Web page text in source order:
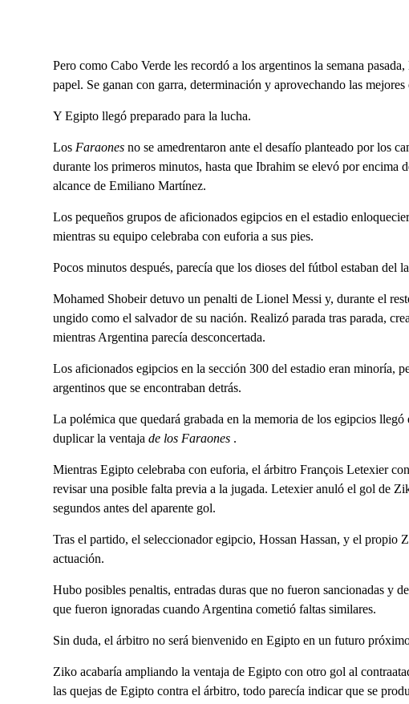
Pero como Cabo Verde les recordó a los argentinos la semana
papel. Se ganan con garra, determinación y aprovechando las mejores
Y Egipto llegó preparado para la lucha.
Los Faraonesno se amedrentaron ante el desafío planteado por los
durante los primeros minutos, hasta que Ibrahim se elevó por encima
alcance de Emiliano Martínez.
Los pequeños grupos de aficionados egipcios en el estadio
mientras su equipo celebraba con euforia a sus pies.
Pocos minutos después, parecía que los dioses del fútbol estaban del
Mohamed Shobeir detuvo un penalti de Lionel Messi y, durante el
ungido como el salvador de su nación. Realizó parada tras parada,
mientras Argentina parecía desconcertada.
Los aficionados egipcios en la sección 300 del estadio eran minoría,
argentinos que se encontraban detrás.
La polémica que quedará grabada en la memoria de los egipcios
duplicar la ventaja de los Faraones.
Mientras Egipto celebraba con euforia, el árbitro François Letexier
revisar una posible falta previa a la jugada. Letexier anuló el gol de
segundos antes del aparente gol.
Tras el partido, el seleccionador egipcio, Hossan Hassan, y el propio
actuación.
Hubo posibles penaltis, entradas duras que no fueron sancionadas y
que fueron ignoradas cuando Argentina cometió faltas similares.
Sin duda, el árbitro no será bienvenido en Egipto en un futuro
Ziko acabaría ampliando la ventaja de Egipto con otro gol al
las quejas de Egipto contra el árbitro, todo parecía indicar que se